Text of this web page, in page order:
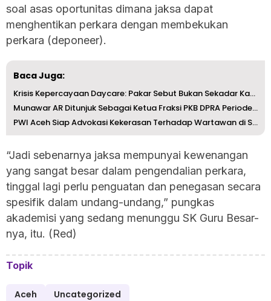
soal asas oportunitas dimana jaksa dapat
menghentikan perkara dengan membekukan
perkara (deponeer).
Baca Juga:
Krisis Kepercayaan Daycare: Pakar Sebut Bukan Sekadar Kas...
Munawar AR Ditunjuk Sebagai Ketua Fraksi PKB DPRA Periode...
PWI Aceh Siap Advokasi Kekerasan Terhadap Wartawan di Sabang
“Jadi sebenarnya jaksa mempunyai kewenangan
yang sangat besar dalam pengendalian perkara,
tinggal lagi perlu penguatan dan penegasan secara
spesifik dalam undang-undang,” pungkas
akademisi yang sedang menunggu SK Guru Besar-
nya, itu. (Red)
Topik
Aceh Uncategorized